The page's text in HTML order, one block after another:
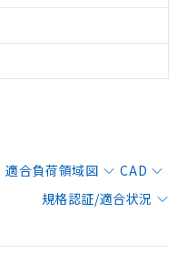
適合負荷領域図
CAD
規格認証/適合状況